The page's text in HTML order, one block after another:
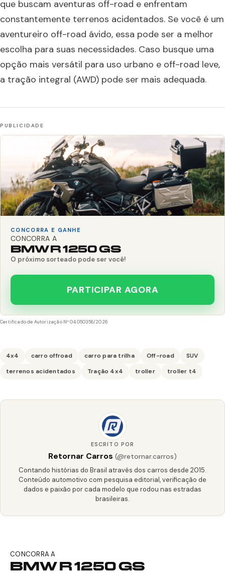
que buscam aventuras off-road e enfrentam
constantemente terrenos acidentados. Se você é um
aventureiro off-road ávido, essa pode ser a melhor
escolha para suas necessidades. Caso busque uma
opção mais versátil para uso urbano e off-road leve,
a tração integral (AWD) pode ser mais adequada.
CONCORRA E GANHE
CONCORRA A
BMW R 1250 GS
O próximo sorteado pode ser você!
PARTICIPAR AGORA
Certificado de Autorização Nº 04.050358/2026
4x4 carro offroad carro para trilha Off-road
SUV
terrenos acidentados
Tração 4x4 troller troller t4
ESCRITO POR
Retornar Carros (@retornar.carros)
Contando histórias do Brasil através dos carros desde 2015.
Conteúdo automotivo com pesquisa editorial, verificação de
dados e paixão por cada modelo que rodou nas estradas
brasileiras.
CONCORRA A
BMW R 1250 GS